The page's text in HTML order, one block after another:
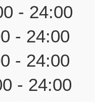
- 24:00
- 24:00
- 24:00
- 24:00